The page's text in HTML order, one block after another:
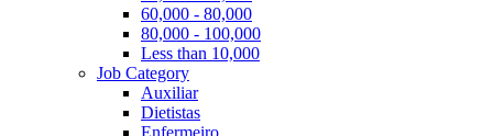
60,000 - 80,000
80,000 - 100,000
Less than 10,000
Job Category
Auxiliar
Dietistas
Enfermeiro